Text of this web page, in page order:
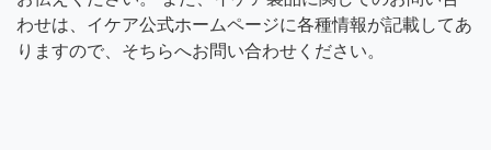
わせは、イケア公式ホームページに各種情報が記載してあ
りますので、そちらへお問い合わせください。